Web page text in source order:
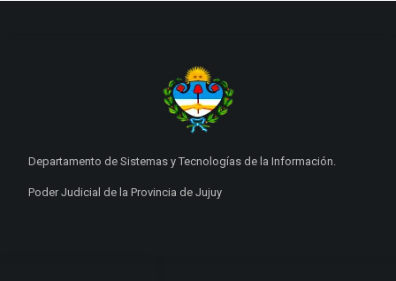
Departamento de Sistemas y Tecnologías de la Información.
Poder Judicial de la Provincia de Jujuy